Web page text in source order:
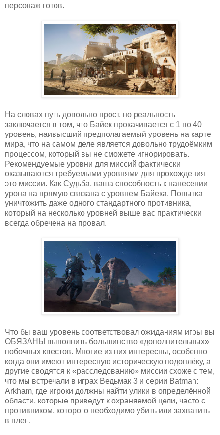
персонаж готов.
На словах путь довольно прост, но реальность
заключается в том, что Байек прокачивается с 1 по 40
уровень, наивысший предполагаемый уровень на карте
мира, что на самом деле является довольно трудоёмким
процессом, который вы не сможете игнорировать.
Рекомендуемые уровни для миссий фактически
оказываются требуемыми уровнями для прохождения
это миссии. Как Судьба, ваша способность к нанесении
урона на прямую связана с уровнем Байека. Попытка
уничтожить даже одного стандартного противника,
который на несколько уровней выше вас практически
всегда обречена на провал.
Что бы ваш уровень соответствовал ожиданиям игры вы
ОБЯЗАНЫ выполнить большинство «дополнительных»
побочных квестов. Многие из них интересны, особенно
когда они имеют интересную историческую подоплёку, а
другие сводятся к «расследованию» миссии схоже с тем,
что мы встречали в играх Ведьмак 3 и серии Batman:
Arkham, где игроки должны найти улики в определённой
области, которые приведут к охраняемой цели, часто с
противником, которого необходимо убить или захватить
в плен.